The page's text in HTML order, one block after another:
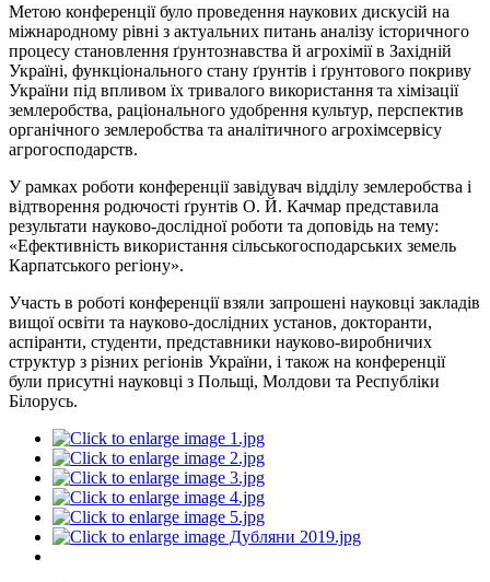
Метою конференції було проведення наукових дискусій на
міжнародному рівні з актуальних питань аналізу історичного
процесу становлення ґрунтознавства й агрохімії в Західній
Україні, функціонального стану ґрунтів і ґрунтового покриву
України під впливом їх тривалого використання та хімізації
землеробства, раціонального удобрення культур, перспектив
органічного землеробства та аналітичного агрохімсервісу
агрогосподарств.
У рамках роботи конференції завідувач відділу землеробства і
відтворення родючості ґрунтів О. Й. Качмар представила
результати науково-дослідної роботи та доповідь на тему:
«Ефективність використання сільськогосподарських земель
Карпатського регіону».
Участь в роботі конференції взяли запрошені науковці закладів
вищої освіти та науково-дослідних установ, докторанти,
аспіранти, студенти, представники науково-виробничих
структур з різних регіонів України, і також на конференції
були присутні науковці з Польщі, Молдови та Республіки
Білорусь.